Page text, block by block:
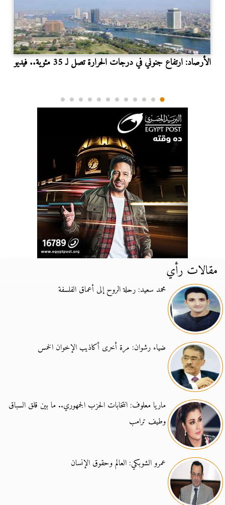
الأرصاد: ارتفاع جنوني في درجات الحرارة تصل لـ 35 مئوية.. فيديو
مقالات رأي
محمد سعيد: رحلة الروح إلى أعماق الفلسفة
ضياء رشوان: مرة أخرى أكاذيب الإخوان الخمس
ماريا معلوف: انتخابات الحزب الجمهوري.. ما بين قلق السباق
وطيف ترامب
عمرو الشوبكي: العالم وحقوق الإنسان